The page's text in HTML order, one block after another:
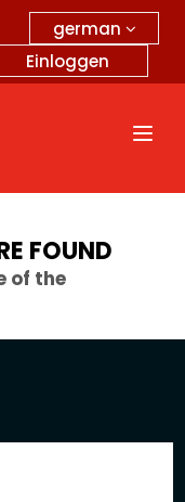
german
Einloggen
FOUND
of the